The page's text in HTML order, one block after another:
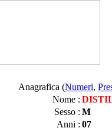
Anagrafica (Numeri,
Nome :
Sesso : M
Anni : 07